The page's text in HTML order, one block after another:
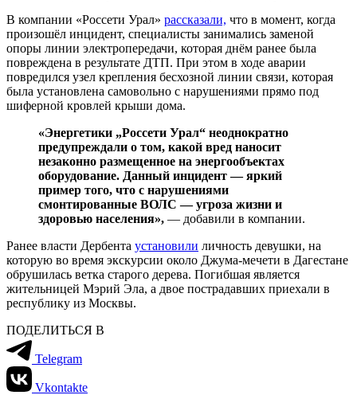
В компании «Россети Урал» рассказали, что в момент, когда
произошёл инцидент, специалисты занимались заменой
опоры линии электропередачи, которая днём ранее была
повреждена в результате ДТП. При этом в ходе аварии
повредился узел крепления бесхозной линии связи, которая
была установлена самовольно с нарушениями прямо под
шиферной кровлей крыши дома.
«Энергетики „Россети Урал“ неоднократно
предупреждали о том, какой вред наносит
незаконно размещенное на энергообъектах
оборудование. Данный инцидент — яркий
пример того, что с нарушениями
смонтированные ВОЛС — угроза жизни и
здоровью населения», — добавили в компании.
Ранее власти Дербента установили личность девушки, на
которую во время экскурсии около Джума-мечети в Дагестане
обрушилась ветка старого дерева. Погибшая является
жительницей Мэрий Эла, а двое пострадавших приехали в
республику из Москвы.
ПОДЕЛИТЬСЯ В
Telegram
Vkontakte